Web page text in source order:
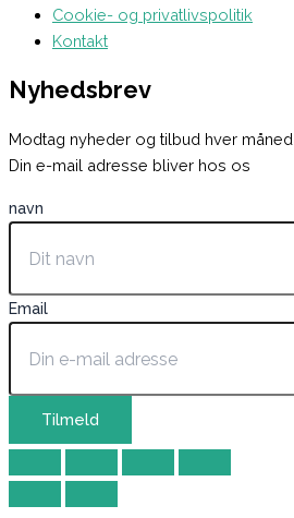
Cookie- og privatlivspolitik
Kontakt
Nyhedsbrev
Modtag nyheder og tilbud hver måned
Din e-mail adresse bliver hos os
navn
Email
Tilmeld